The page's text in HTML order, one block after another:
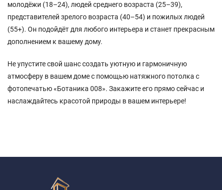
молодёжи (18–24), людей среднего возраста (25–39),
представителей зрелого возраста (40–54) и пожилых людей
(55+). Он подойдёт для любого интерьера и станет прекрасным
дополнением к вашему дому.
Не упустите свой шанс создать уютную и гармоничную
атмосферу в вашем доме с помощью натяжного потолка с
фотопечатью «Ботаника 008». Закажите его прямо сейчас и
наслаждайтесь красотой природы в вашем интерьере!